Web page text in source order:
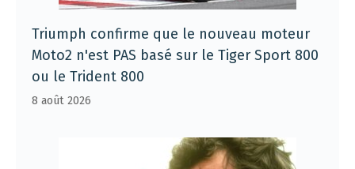
Triumph confirme que le nouveau moteur
Moto2 n'est PAS basé sur le Tiger Sport 800
ou le Trident 800
8 août 2026